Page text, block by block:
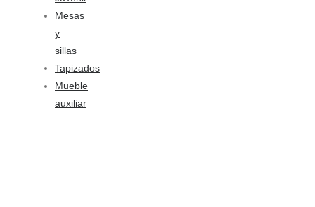
Mesas
y
sillas
Tapizados
Mueble
auxiliar